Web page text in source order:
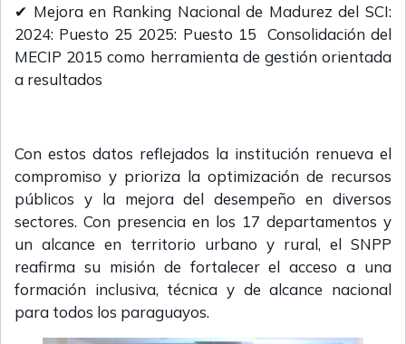
✔ Mejora en Ranking Nacional de Madurez del SCI:
2024: Puesto 25 2025: Puesto 15 Consolidación del
MECIP 2015 como herramienta de gestión orientada
a resultados
Con estos datos reflejados la institución renueva el
compromiso y prioriza la optimización de recursos
públicos y la mejora del desempeño en diversos
sectores. Con presencia en los 17 departamentos y
un alcance en territorio urbano y rural, el SNPP
reafirma su misión de fortalecer el acceso a una
formación inclusiva, técnica y de alcance nacional
para todos los paraguayos.